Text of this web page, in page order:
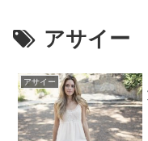
アサイー
アサイー